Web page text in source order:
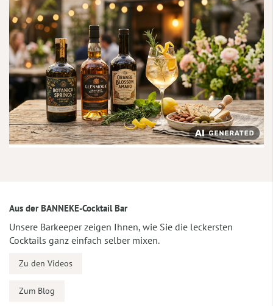
Aus der BANNEKE-Cocktail Bar
Unsere Barkeeper zeigen Ihnen, wie Sie die leckersten
Cocktails ganz einfach selber mixen.
Zu den Videos
Zum Blog